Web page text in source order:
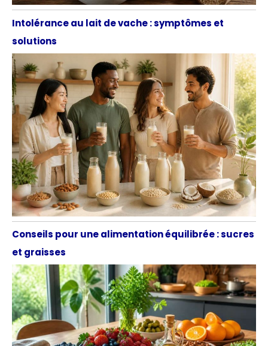
Intolérance au lait de vache : symptômes et
solutions
Conseils pour une alimentation équilibrée : sucres
et graisses